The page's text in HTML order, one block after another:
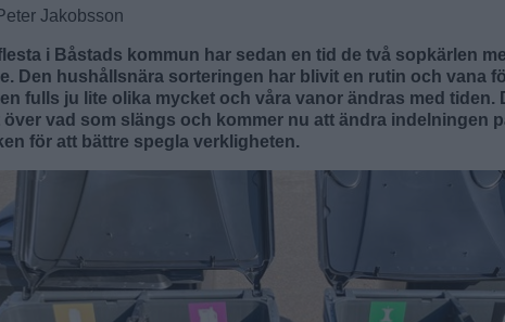
Jakobsson
i Båstads kommun har sedan en tid de två sopkärlen
Den hushållsnära sorteringen har blivit en rutin och vana
fulls ju lite olika mycket och våra vanor ändras med tiden.
över vad som slängs och kommer nu att ändra indelningen
för att bättre spegla verkligheten.